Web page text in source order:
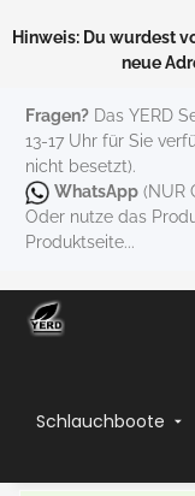
Hinweis: Du wurdest
neue
Fragen? Das YERD
13-17 Uhr für Sie
nicht besetzt).
WhatsApp (NUR
Oder nutze das
Produktseite...
Schlauchboote